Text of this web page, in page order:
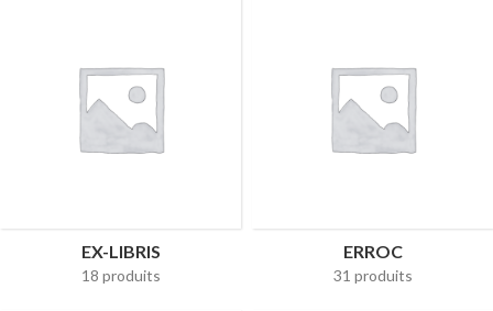
EX-LIBRIS
18 produits
ERROC
31 produits